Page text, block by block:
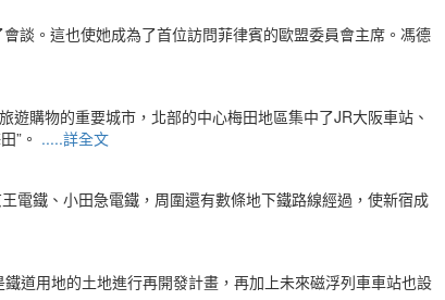
談。這也使她成為了首位訪問菲律賓的歐盟委員會主席。馮德
購物的重要城市，北部的中心梅田地區集中了JR大阪車站、
”。 .....詳全文
電鐵、小田急電鐵，周圍還有數條地下鐵路線經過，使新宿成
道用地的土地進行再開發計畫，再加上未來磁浮列車車站也設